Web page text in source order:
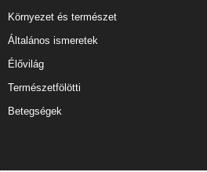
Környezet és természet
Általános ismeretek
Élővilág
Természetfölötti
Betegségek